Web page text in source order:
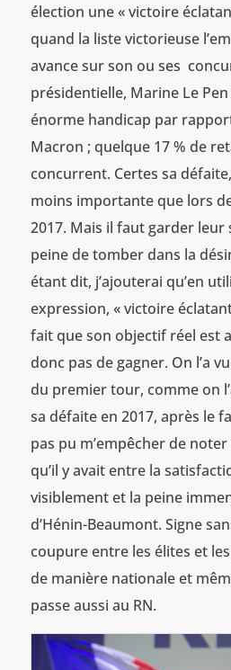
élection une « victoire
quand la liste victorieuse
avance sur son ou ses
présidentielle, Marine Le
énorme handicap par
Macron ; quelque 17 % de
concurrent. Certes sa
moins importante que lors
2017. Mais il faut garder leur
peine de tomber dans la
étant dit, j’ajouterai qu’en
expression, « victoire
fait que son objectif réel est
donc pas de gagner. On l’a
du premier tour, comme on
sa défaite en 2017, après le
pas pu m’empêcher de
qu’il y avait entre la
visiblement et la peine
d’Hénin-Beaumont. Signe
coupure entre les élites et
de manière nationale et
passe aussi au RN.